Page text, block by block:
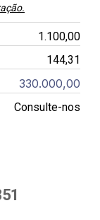
1.100,00
144,31
330.000,00
Consulte-nos